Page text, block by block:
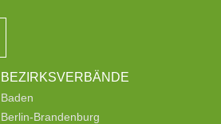
BEZIRKSVERBÄNDE
Baden
Berlin-Brandenburg